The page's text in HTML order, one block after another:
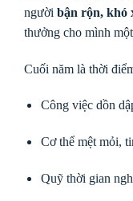
người bận rộn, khó
thưởng cho mình
Cuối năm là thời
Công việc dồn
Cơ thể mệt mỏi,
Quỹ thời gian